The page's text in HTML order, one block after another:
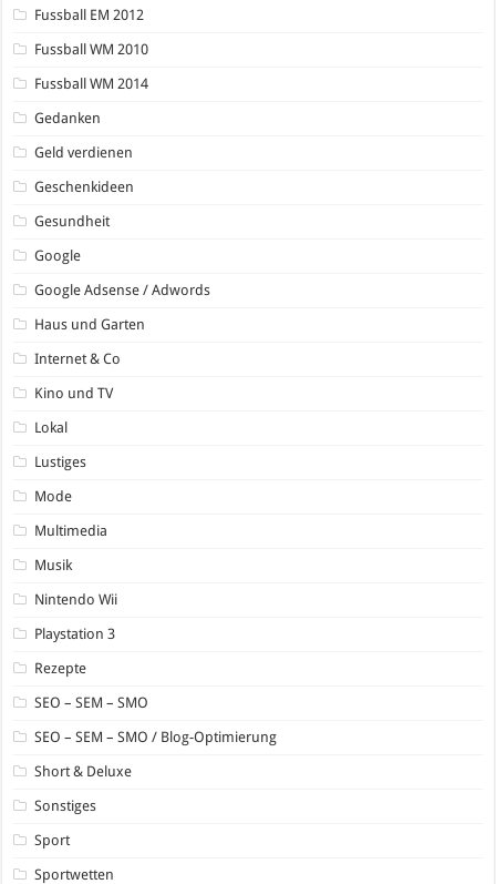
Fussball EM 2012
Fussball WM 2010
Fussball WM 2014
Gedanken
Geld verdienen
Geschenkideen
Gesundheit
Google
Google Adsense / Adwords
Haus und Garten
Internet & Co
Kino und TV
Lokal
Lustiges
Mode
Multimedia
Musik
Nintendo Wii
Playstation 3
Rezepte
SEO – SEM – SMO
SEO – SEM – SMO / Blog-Optimierung
Short & Deluxe
Sonstiges
Sport
Sportwetten